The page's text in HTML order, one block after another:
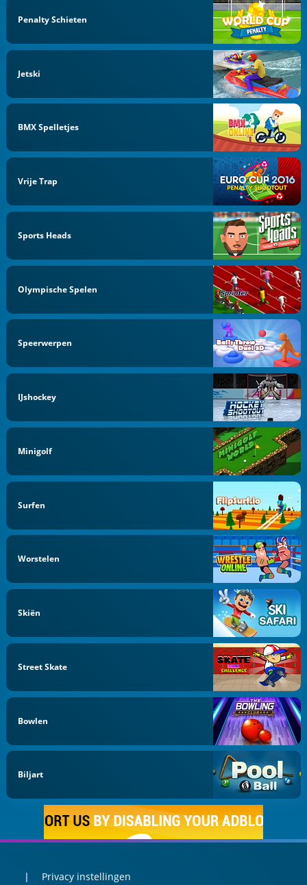
Penalty Schieten
Jetski
BMX Spelletjes
Vrije Trap
Sports Heads
Olympische Spelen
Speerwerpen
IJshockey
Minigolf
Surfen
Worstelen
Skiën
Street Skate
Bowlen
Biljart
Privacy instellingen